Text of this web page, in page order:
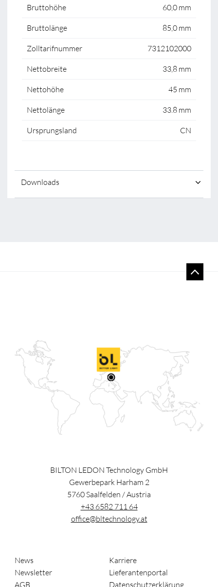
Bruttohöhe 60,0 mm
Bruttolänge 85,0 mm
Zolltarifnummer 7312102000
Nettobreite 33,8 mm
Nettohöhe 45 mm
Nettolänge 33.8 mm
Ursprungsland CN
Downloads
BILTON LEDON Technology GmbH
Gewerbepark Harham 2
5760Saalfelden /Austria
+43 6582 711 64
office@bltechnology.at
News
Karriere
Newsletter
Lieferantenportal
AGB
Datenschutzerklärung